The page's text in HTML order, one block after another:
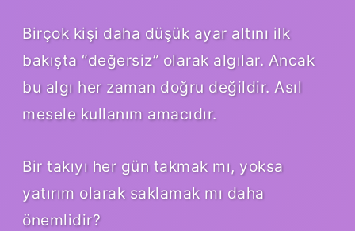
Birçok kişi daha düşük ayar altını ilk
bakışta “değersiz” olarak algılar. Ancak
bu algı her zaman doğru değildir. Asıl
mesele kullanım amacıdır.
Bir takıyı her gün takmak mı, yoksa
yatırım olarak saklamak mı daha
önemlidir?